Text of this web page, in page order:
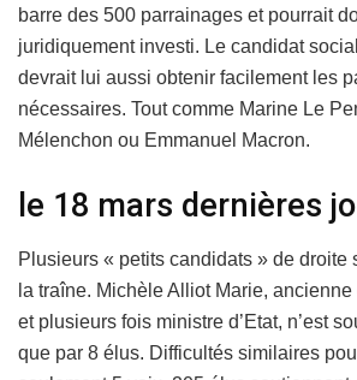
barre des 500 parrainages et pourrait
juridiquement investi. Le candidat
devrait lui aussi obtenir facilement les
nécessaires. Tout comme Marine Le
Mélenchon ou Emmanuel Macron.
le 18 mars dernières
Plusieurs « petits candidats » de droite
la traîne. Michèle Alliot Marie,
et plusieurs fois ministre d’Etat, n’est
que par 8 élus. Difficultés similaires